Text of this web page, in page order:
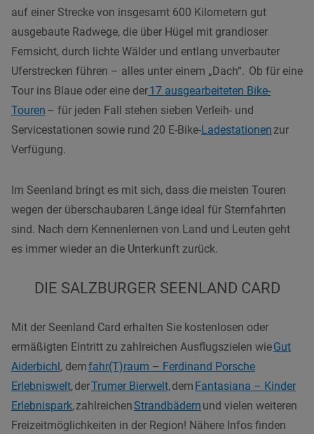
auf einer Strecke von insgesamt 600 Kilometern gut
ausgebaute Radwege, die über Hügel mit grandioser
Fernsicht, durch lichte Wälder und entlang unverbauter
Uferstrecken führen – alles unter einem „Dach“. Ob für eine
Tour ins Blaue oder eine der17 ausgearbeiteten Bike-
Touren – für jeden Fall stehen sieben Verleih- und
Servicestationen sowie rund 20 E-Bike-Ladestationen zur
Verfügung.
Im Seenland bringt es mit sich, dass die meisten Touren
wegen der überschaubaren Länge ideal für Sternfahrten
sind. Nach dem Kennenlernen von Land und Leuten geht
es immer wieder an die Unterkunft zurück.
DIE SALZBURGER SEENLAND CARD
Mit der Seenland Card erhalten Sie kostenlosen oder
ermäßigten Eintritt zu zahlreichen Ausflugszielen wieGut
Aiderbichl, demfahr(T)raum – Ferdinand Porsche
Erlebniswelt, derTrumer Bierwelt,dem Fantasiana – Kinder
Erlebnispark, zahlreichenStrandbädern und vielen weiteren
Freizeitmöglichkeiten in der Region! Nähere Infos finden